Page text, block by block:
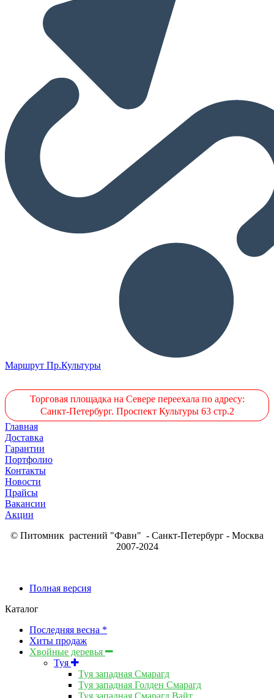
Маршрут Пр.Культуры
Торговая площадка на Севере переехала по адресу:
Санкт-Петербург. Проспект Культуры 63 стр.2
Главная
Доставка
Гарантии
Портфолио
Контакты
Новости
Прайсы
Вакансии
Акции
© Питомник растений "Фавн" - Санкт-Петербург - Москва
2007-2024
Полная версия
Каталог
Последняя весна *
Хиты продаж
Хвойные деревья
Туя
Туя западная Смарагд
Туя западная Голден Смарагд
Туя западная Смарагд Вайт